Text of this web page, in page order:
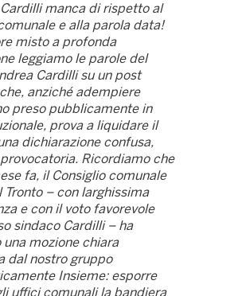
manca di rispetto al
e alla parola data!
misto a profonda
leggiamo le parole del
Cardilli su un post
anziché adempiere
preso pubblicamente in
prova a liquidare il
dichiarazione confusa,
Ricordiamo che
fa, il Consiglio comunale
Tronto – con larghissima
e con il voto favorevole
sindaco Cardilli – ha
mozione chiara
dal nostro gruppo
Insieme: esporre
uffici comunali la bandiera